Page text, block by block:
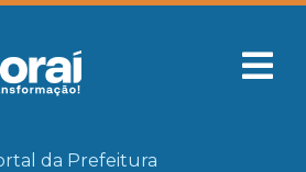
da Prefeitura